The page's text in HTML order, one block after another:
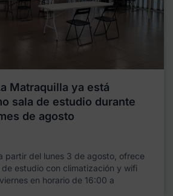
Matraquilla ya está
sala de estudio durante
de agosto
partir del lunes 3 de agosto, ofrece
estudio con climatización y wifi
en horario de 16:00 a